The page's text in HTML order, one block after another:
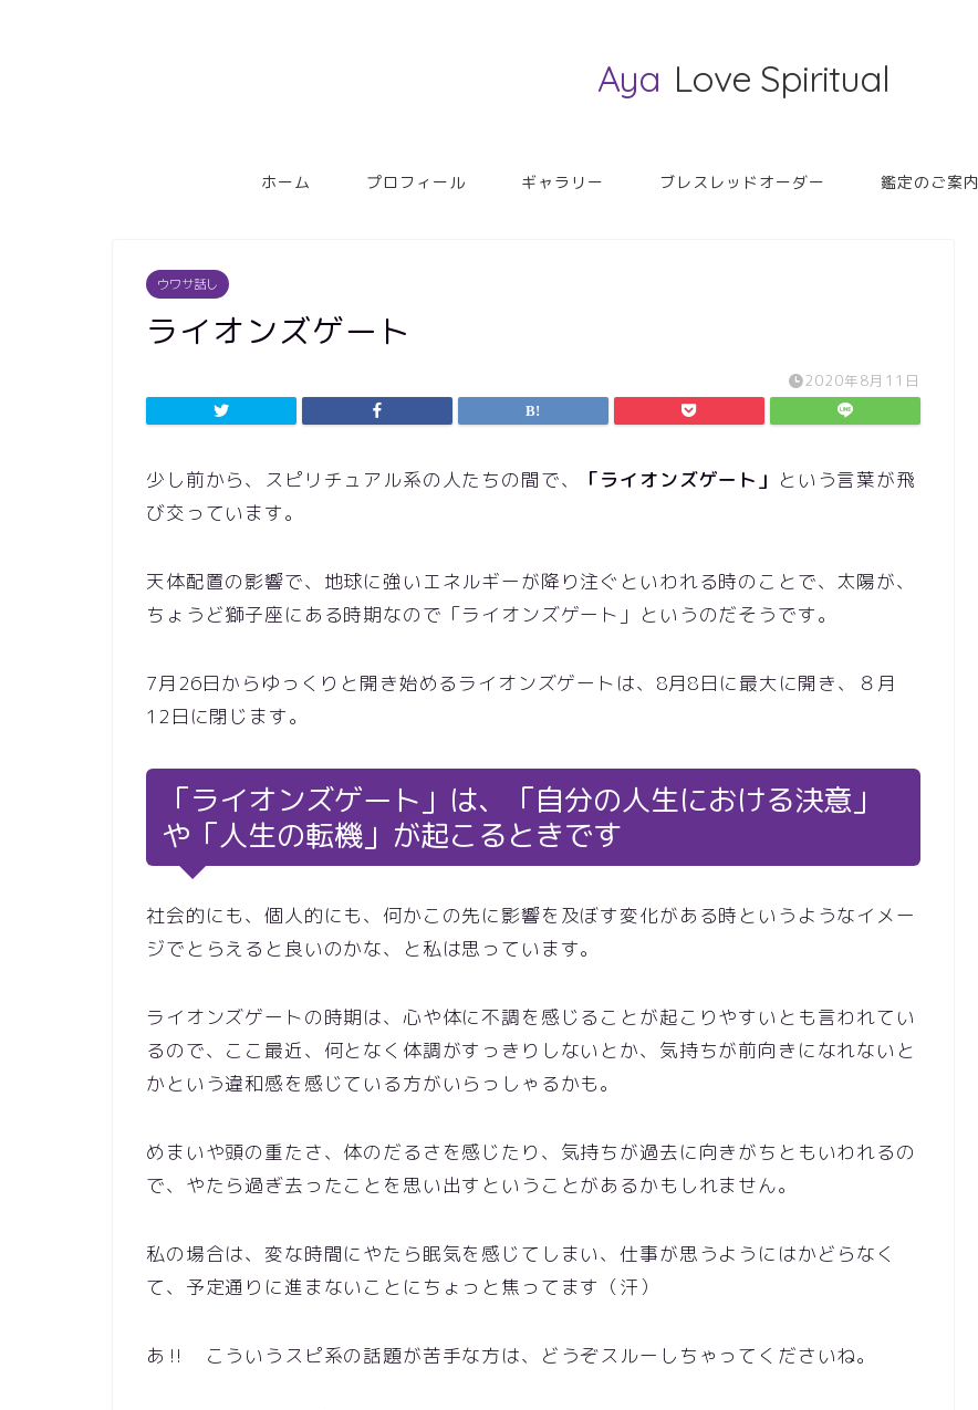
Aya Love Spiritual
ホーム プロフィール ギャラリー ブレスレッドオーダー 鑑定のご案内
ウワサ話し
ライオンズゲート
2020年8月11日
少し前から、スピリチュアル系の人たちの間で、 「ライオンズゲート」 という言葉が飛
び交っています。
天体配置の影響で、地球に強いエネルギーが降り注ぐといわれる時のことで、太陽が、
ちょうど獅子座にある時期なので「ライオンズゲート」というのだそうです。
7月26日からゆっくりと開き始めるライオンズゲートは、8月8日に最大に開き、８月
12日に閉じます。
「ライオンズゲート」は、「自分の人生における決意」
や「人生の転機」が起こるときです
社会的にも、個人的にも、何かこの先に影響を及ぼす変化がある時というようなイメー
ジでとらえると良いのかな、と私は思っています。
ライオンズゲートの時期は、心や体に不調を感じることが起こりやすいとも言われてい
るので、ここ最近、何となく体調がすっきりしないとか、気持ちが前向きになれないと
かという違和感を感じている方がいらっしゃるかも。
めまいや頭の重たさ、体のだるさを感じたり、気持ちが過去に向きがちともいわれるの
で、やたら過ぎ去ったことを思い出すということがあるかもしれません。
私の場合は、変な時間にやたら眠気を感じてしまい、仕事が思うようにはかどらなく
て、予定通りに進まないことにちょっと焦ってます（汗）
あ‼ こういうスピ系の話題が苦手な方は、どうぞスルーしちゃってくださいね。